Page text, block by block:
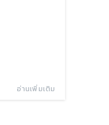
อ่านเพิ่มเติม